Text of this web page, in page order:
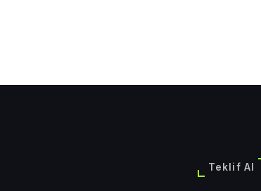
Teklif Al